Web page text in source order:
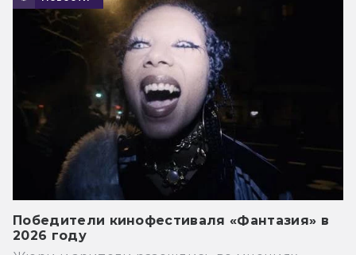
Победители кинофестиваля «Фантазия» в
2026 году